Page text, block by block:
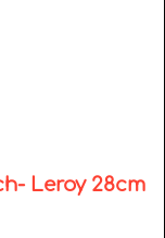
Leroy 28cm